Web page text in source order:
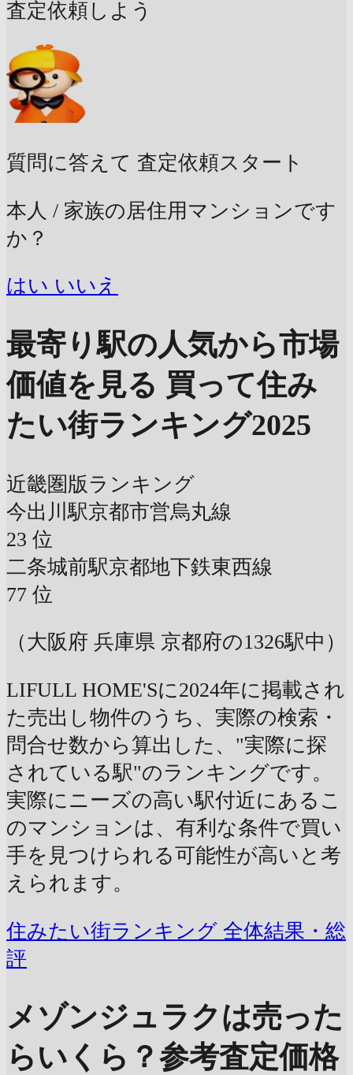
査定依頼しよう
質問に答えて 査定依頼スタート
本人 / 家族の居住用マンションです
か？
はい いいえ
最寄り駅の人気から市場
価値を見る 買って住み
たい街ランキング2025
近畿圏版ランキング
今出川駅京都市営烏丸線
23 位
二条城前駅京都地下鉄東西線
77 位
（大阪府 兵庫県 京都府の1326駅中）
LIFULL HOME'Sに2024年に掲載され
た売出し物件のうち、実際の検索・
問合せ数から算出した、"実際に探
されている駅"のランキングです。
実際にニーズの高い駅付近にあるこ
のマンションは、有利な条件で買い
手を見つけられる可能性が高いと考
えられます。
住みたい街ランキング 全体結果・総
評
メゾンジュラクは売った
らいくら？参考査定価格